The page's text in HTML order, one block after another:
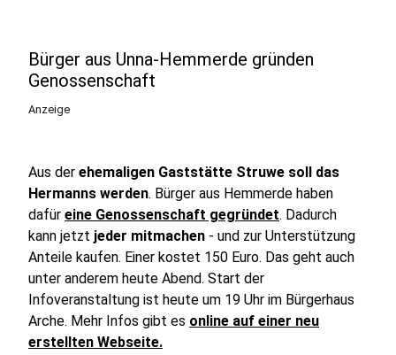
Bürger aus Unna-Hemmerde gründen
Genossenschaft
Anzeige
Aus der ehemaligen Gaststätte Struwe soll das
Hermanns werden. Bürger aus Hemmerde haben
dafür eine Genossenschaft gegründet. Dadurch
kann jetzt jeder mitmachen - und zur Unterstützung
Anteile kaufen. Einer kostet 150 Euro. Das geht auch
unter anderem heute Abend. Start der
Infoveranstaltung ist heute um 19 Uhr im Bürgerhaus
Arche. Mehr Infos gibt es online auf einer neu
erstellten Webseite.